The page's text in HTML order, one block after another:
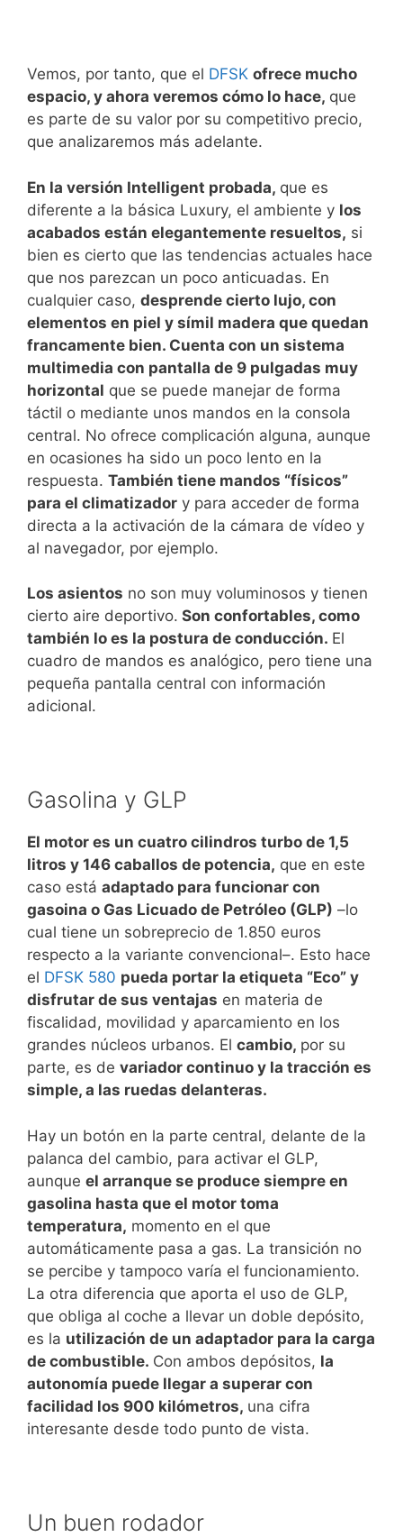
Vemos, por tanto, que el DFSK ofrece mucho
espacio, y ahora veremos cómo lo hace, que
es parte de su valor por su competitivo precio,
que analizaremos más adelante.
En la versión Intelligent probada, que es
diferente a la básica Luxury, el ambiente y los
acabados están elegantemente resueltos, si
bien es cierto que las tendencias actuales hace
que nos parezcan un poco anticuadas. En
cualquier caso, desprende cierto lujo, con
elementos en piel y símil madera que quedan
francamente bien. Cuenta con un sistema
multimedia con pantalla de 9 pulgadas muy
horizontal que se puede manejar de forma
táctil o mediante unos mandos en la consola
central. No ofrece complicación alguna, aunque
en ocasiones ha sido un poco lento en la
respuesta. También tiene mandos “físicos”
para el climatizador y para acceder de forma
directa a la activación de la cámara de vídeo y
al navegador, por ejemplo.
Los asientos no son muy voluminosos y tienen
cierto aire deportivo. Son confortables, como
también lo es la postura de conducción. El
cuadro de mandos es analógico, pero tiene una
pequeña pantalla central con información
adicional.
Gasolina y GLP
El motor es un cuatro cilindros turbo de 1,5
litros y 146 caballos de potencia, que en este
caso está adaptado para funcionar con
gasoina o Gas Licuado de Petróleo (GLP) –lo
cual tiene un sobreprecio de 1.850 euros
respecto a la variante convencional–. Esto hace
el DFSK 580 pueda portar la etiqueta “Eco” y
disfrutar de sus ventajas en materia de
fiscalidad, movilidad y aparcamiento en los
grandes núcleos urbanos. El cambio, por su
parte, es de variador continuo y la tracción es
simple, a las ruedas delanteras.
Hay un botón en la parte central, delante de la
palanca del cambio, para activar el GLP,
aunque el arranque se produce siempre en
gasolina hasta que el motor toma
temperatura, momento en el que
automáticamente pasa a gas. La transición no
se percibe y tampoco varía el funcionamiento.
La otra diferencia que aporta el uso de GLP,
que obliga al coche a llevar un doble depósito,
es la utilización de un adaptador para la carga
de combustible. Con ambos depósitos, la
autonomía puede llegar a superar con
facilidad los 900 kilómetros, una cifra
interesante desde todo punto de vista.
Un buen rodador